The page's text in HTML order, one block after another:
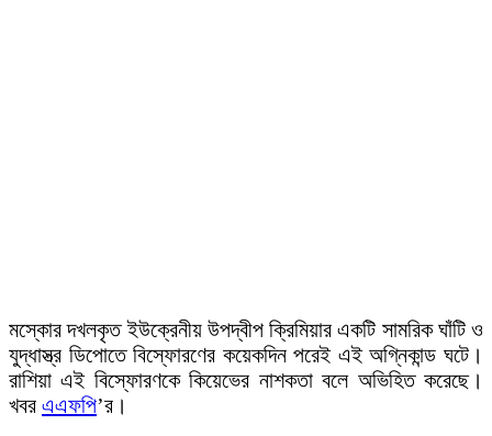
মস্কোর দখলকৃত ইউক্রেনীয় উপদ্বীপ ক্রিমিয়ার একটি সামরিক ঘাঁটি ও
যুদ্ধাস্ত্র ডিপোতে বিস্ফোরণের কয়েকদিন পরেই এই অগ্নিকান্ড ঘটে।
রাশিয়া এই বিস্ফোরণকে কিয়েভের নাশকতা বলে অভিহিত করেছে।
খবর এএফপি’র।